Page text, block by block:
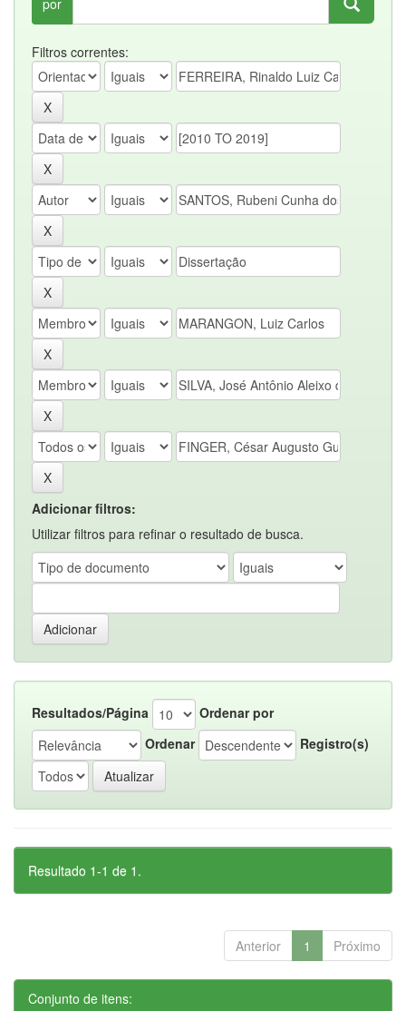
por
Filtros correntes:
Adicionar filtros:
Utilizar filtros para refinar o resultado de busca.
Resultados/Página
Ordenar por
Ordenar
Registro(s)
Resultado 1-1 de 1.
Anterior 1 Próximo
Conjunto de itens: